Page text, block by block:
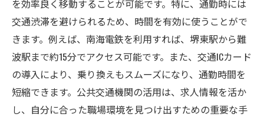
転職活動で成功するための求人活用術
堺市での転職事例から学ぶ成功の秘訣
キャリアチェンジを検討する際の重要ポイ
ント
求人情報で得られるキャリアアップのヒン
ト
を効率良く移動することが可能です。特に、通勤時には
交通渋滞を避けられるため、時間を有効に使うことがで
きます。例えば、南海電鉄を利用すれば、堺東駅から難
波駅まで約15分でアクセス可能です。また、交通ICカード
の導入により、乗り換えもスムーズになり、通勤時間を
短縮できます。公共交通機関の活用は、求人情報を活か
し、自分に合った職場環境を見つけ出すための重要な手